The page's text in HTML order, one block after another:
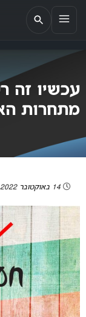
אתר הבית של
עכשיו זה
מתחרות